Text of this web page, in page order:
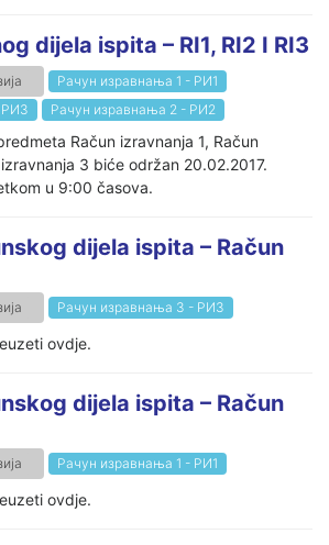
dijela ispita – RI1, RI2 I RI3
Рачун изравнања 1 - РИ1
РИ3
Рачун изравнања 2 - РИ2
Račun izravnanja 1, Račun
3 biće održan 20.02.2017.
u 9:00 časova.
dijela ispita – Račun
Рачун изравнања 3 - РИ3
ovdje.
dijela ispita – Račun
Рачун изравнања 1 - РИ1
ovdje.